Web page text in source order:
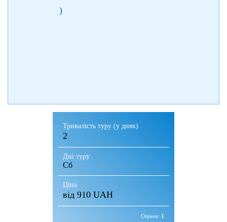
)
Тривалість туру (у днях)
2
Дні туру:
Сб
Ціна
від 910 UAH
Оцінок: 1